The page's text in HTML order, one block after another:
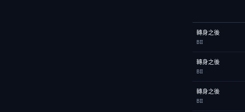
轉身之後
BII
轉身之後
BII
轉身之後
BII